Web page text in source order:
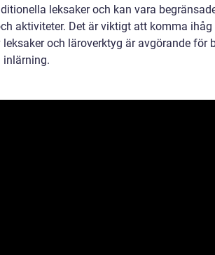
leksaker och kan vara
aktiviteter. Det är viktigt att komma ihåg
och läroverktyg är avgörande för
inlärning.